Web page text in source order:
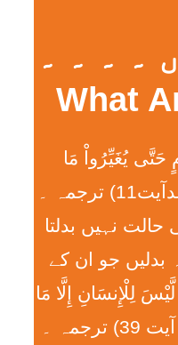
۔ ۔ ۔ ۔
حَتَّی يُغَيِّرُواْ مَا
بِأَنْفُسِہِمْ (سورت13الرعدآیت11) ترجمہ ۔
نہیں بدلتا
جو ان کے
لِلْإِنسَانِ إِلَّا مَا
سَعَی (سورت 53 النّجم آیت 39) ترجمہ ۔